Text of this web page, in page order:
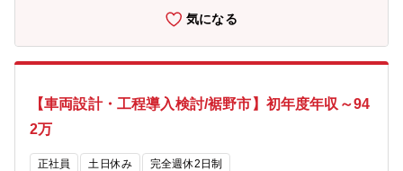
気になる
【車両設計・工程導入検討/裾野市】初年度年収～94
2万
正社員 土日休み 完全週休2日制